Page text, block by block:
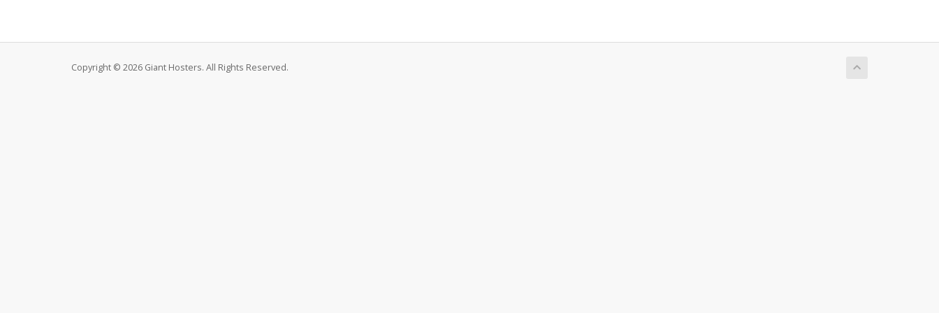
Copyright © 2026 Giant Hosters. All Rights Reserved.